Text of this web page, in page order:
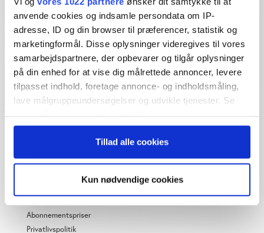
anvende cookies og indsamle persondata om IP-
adresse, ID og din browser til præferencer, statistik og
marketingformål. Disse oplysninger videregives til vores
samarbejdspartnere, der opbevarer og tilgår oplysninger
på din enhed for at vise dig målrettede annoncer, levere
tilpasset indhold, foretage annonce- og indholdsmåling,
lave målgruppeundersøgelser og udvikle tjenester. Se
persondatapolitik. Du kan altid trække dit samtykke
tilbage eller ændre indstillinger fra vores
"Cookiedeklaration", eller ved at trykke på "Privacy
Hvis du tillader det, vil vi også gerne:
Indsamle præcise oplysninger om din placering,
der kan være nøjagtig inden for få meter
Tillad alle cookies
Kun nødvendige cookies
Dybdegående og original
journalistik siden 1994
Økonomisk Ugebrev har i mere end 25 år leveret indsigtsfuld
og dagsordensættende journalistik og analyser til læserne og
den brede offentlighed.
Vi tager ansvar for vores indhold og er tilmeldt:
Abonnementspriser
Privatlivspolitik